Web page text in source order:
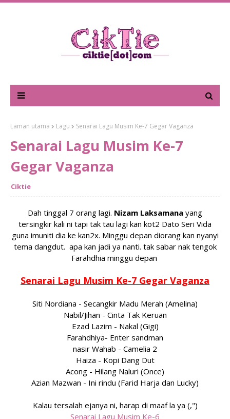
Laman utama Lagu Senarai Lagu Musim Ke-7 Gegar Vaganza
Senarai Lagu Musim Ke-7
Gegar Vaganza
Ciktie
Dah tinggal 7 orang lagi. Nizam Laksamana yang
tersingkir kali ni tapi tak tau lagi kan kot2 Dato Seri Vida
guna imuniti dia ke kan2x. Minggu depan diorang kan nyanyi
tema dangdut. apa kan jadi ya nanti. tak sabar nak tengok
Farahdhia minggu depan
Senarai Lagu Musim Ke-7 Gegar Vaganza
Siti Nordiana - Secangkir Madu Merah (Amelina)
Nabil/Jihan - Cinta Tak Keruan
Ezad Lazim - Nakal (Gigi)
Farahdhiya- Enter sandman
nasir Wahab - Camelia 2
Haiza - Kopi Dang Dut
Acong - Hilang Naluri (Once)
Azian Mazwan - Ini rindu (Farid Harja dan Lucky)
Kalau tersalah ejanya ni, harap di maaf la ya (,")
Senarai Lagu Musim Ke-6